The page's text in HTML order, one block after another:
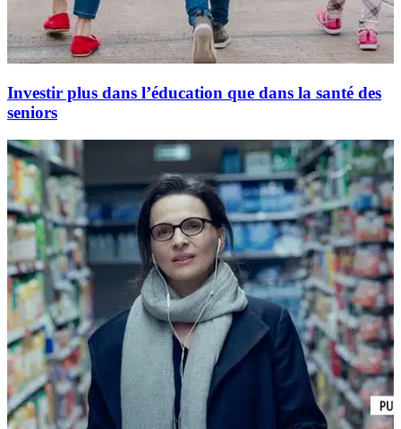
Investir plus dans l’éducation que dans la santé des
seniors